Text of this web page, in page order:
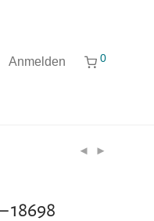
Anmelden 0
18698